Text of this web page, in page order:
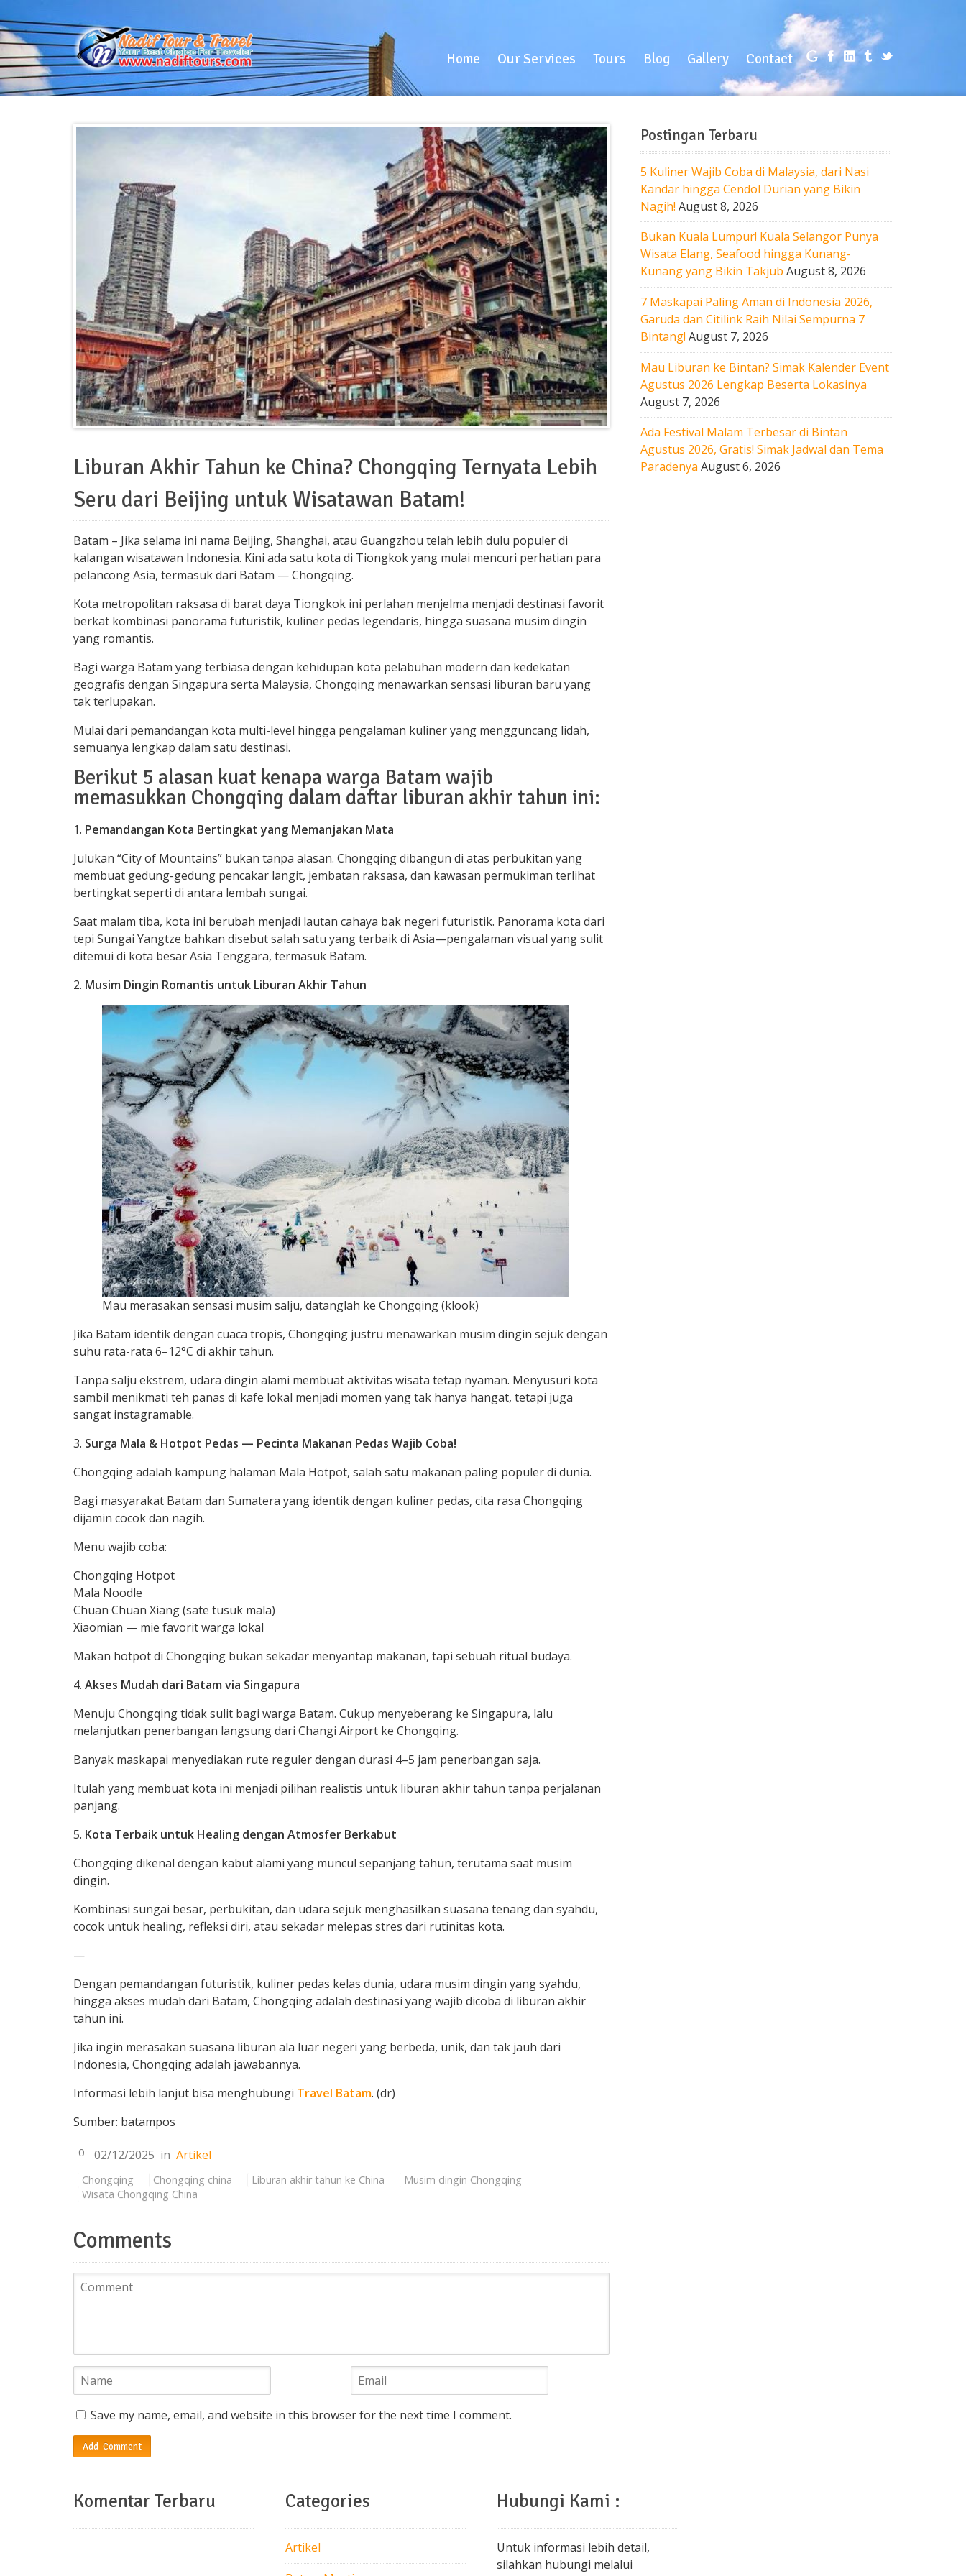
Home
Home Our Services
Our Services Tours
Tours Blog
Blog Gallery
Gallery Contact
Contact
Liburan Akhir Tahun ke China? Chongqing Ternyata Lebih
Seru dari Beijing untuk Wisatawan Batam!
Batam – Jika selama ini nama Beijing, Shanghai, atau Guangzhou telah lebih dulu populer di
kalangan wisatawan Indonesia. Kini ada satu kota di Tiongkok yang mulai mencuri perhatian para
pelancong Asia, termasuk dari Batam — Chongqing.
Kota metropolitan raksasa di barat daya Tiongkok ini perlahan menjelma menjadi destinasi favorit
berkat kombinasi panorama futuristik, kuliner pedas legendaris, hingga suasana musim dingin
yang romantis.
Bagi warga Batam yang terbiasa dengan kehidupan kota pelabuhan modern dan kedekatan
geografis dengan Singapura serta Malaysia, Chongqing menawarkan sensasi liburan baru yang
tak terlupakan.
Mulai dari pemandangan kota multi-level hingga pengalaman kuliner yang mengguncang lidah,
semuanya lengkap dalam satu destinasi.
Berikut 5 alasan kuat kenapa warga Batam wajib
memasukkan Chongqing dalam daftar liburan akhir tahun ini:
Pemandangan Kota Bertingkat yang Memanjakan Mata
Julukan “City of Mountains” bukan tanpa alasan. Chongqing dibangun di atas perbukitan yang
membuat gedung-gedung pencakar langit, jembatan raksasa, dan kawasan permukiman terlihat
bertingkat seperti di antara lembah sungai.
Saat malam tiba, kota ini berubah menjadi lautan cahaya bak negeri futuristik. Panorama kota dari
tepi Sungai Yangtze bahkan disebut salah satu yang terbaik di Asia—pengalaman visual yang sulit
ditemui di kota besar Asia Tenggara, termasuk Batam.
Musim Dingin Romantis untuk Liburan Akhir Tahun
Mau merasakan sensasi musim salju, datanglah ke Chongqing (klook)
Jika Batam identik dengan cuaca tropis, Chongqing justru menawarkan musim dingin sejuk dengan
suhu rata-rata 6–12°C di akhir tahun.
Tanpa salju ekstrem, udara dingin alami membuat aktivitas wisata tetap nyaman. Menyusuri kota
sambil menikmati teh panas di kafe lokal menjadi momen yang tak hanya hangat, tetapi juga
sangat instagramable.
Surga Mala & Hotpot Pedas — Pecinta Makanan Pedas Wajib Coba!
Chongqing adalah kampung halaman Mala Hotpot, salah satu makanan paling populer di dunia.
Bagi masyarakat Batam dan Sumatera yang identik dengan kuliner pedas, cita rasa Chongqing
dijamin cocok dan nagih.
Menu wajib coba:
Chongqing Hotpot
Mala Noodle
Chuan Chuan Xiang (sate tusuk mala)
Xiaomian — mie favorit warga lokal
Makan hotpot di Chongqing bukan sekadar menyantap makanan, tapi sebuah ritual budaya.
Akses Mudah dari Batam via Singapura
Menuju Chongqing tidak sulit bagi warga Batam. Cukup menyeberang ke Singapura, lalu
melanjutkan penerbangan langsung dari Changi Airport ke Chongqing.
Banyak maskapai menyediakan rute reguler dengan durasi 4–5 jam penerbangan saja.
Itulah yang membuat kota ini menjadi pilihan realistis untuk liburan akhir tahun tanpa perjalanan
panjang.
Kota Terbaik untuk Healing dengan Atmosfer Berkabut
Chongqing dikenal dengan kabut alami yang muncul sepanjang tahun, terutama saat musim
dingin.
Kombinasi sungai besar, perbukitan, dan udara sejuk menghasilkan suasana tenang dan syahdu,
cocok untuk healing, refleksi diri, atau sekadar melepas stres dari rutinitas kota.
—
Dengan pemandangan futuristik, kuliner pedas kelas dunia, udara musim dingin yang syahdu,
hingga akses mudah dari Batam, Chongqing adalah destinasi yang wajib dicoba di liburan akhir
tahun ini.
Jika ingin merasakan suasana liburan ala luar negeri yang berbeda, unik, dan tak jauh dari
Indonesia, Chongqing adalah jawabannya.
Informasi lebih lanjut bisa menghubungi Travel Batam. (dr)
Sumber: batampos
0 02/12/2025 in Artikel
Chongqing Chongqing china Liburan akhir tahun ke China
Musim dingin Chongqing
Wisata Chongqing China
Comments
Save my name, email, and website in this browser for the next time I comment.
Postingan Terbaru
5 Kuliner Wajib Coba di Malaysia, dari Nasi
Kandar hingga Cendol Durian yang Bikin
Nagih! August 8, 2026
Bukan Kuala Lumpur! Kuala Selangor Punya
Wisata Elang, Seafood hingga Kunang-
Kunang yang Bikin Takjub August 8, 2026
7 Maskapai Paling Aman di Indonesia 2026,
Garuda dan Citilink Raih Nilai Sempurna 7
Bintang! August 7, 2026
Mau Liburan ke Bintan? Simak Kalender Event
Agustus 2026 Lengkap Beserta Lokasinya
August 7, 2026
Ada Festival Malam Terbesar di Bintan
Agustus 2026, Gratis! Simak Jadwal dan Tema
Paradenya August 6, 2026
Komentar Terbaru Categories
Artikel
Hubungi Kami :
Untuk informasi lebih detail,
silahkan hubungi melalui